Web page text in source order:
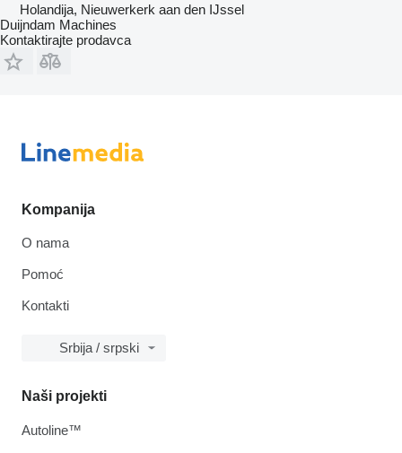
Holandija, Nieuwerkerk aan den IJssel
Duijndam Machines
Kontaktirajte prodavca
Kompanija
O nama
Pomoć
Kontakti
Srbija / srpski
Naši projekti
Autoline™